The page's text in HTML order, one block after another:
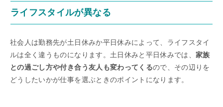
ライフスタイルが異なる
社会人は勤務先が土日休みか平日休みによって、ライフスタイ
ルは全く違うものになります。土日休みと平日休みでは、家族
との過ごし方や付き合う友人も変わってくるので、その辺りを
どうしたいかが仕事を選ぶときのポイントになります。